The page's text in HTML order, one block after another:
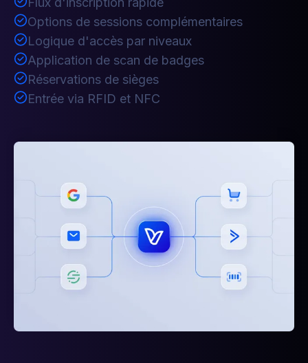
Options de sessions complémentaires
Logique d'accès par niveaux
Application de scan de badges
Réservations de sièges
Entrée via RFID et NFC